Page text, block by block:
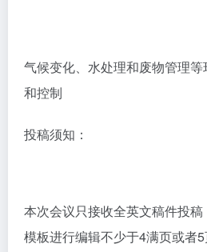
气候变化、水处理和废物管理
和控制
投稿须知：
本次会议只接收全英文稿件投
模板进行编辑不少于4满页或者